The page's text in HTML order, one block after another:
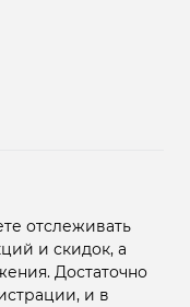
отслеживать
и скидок, а
Достаточно
и в